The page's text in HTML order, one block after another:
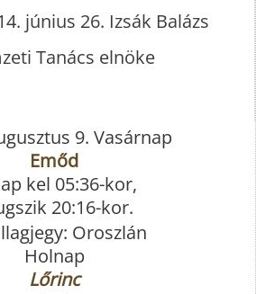
június 26. Izsák Balázs
Tanács elnöke
9. Vasárnap
Emőd
kel 05:36-kor,
20:16-kor.
Holnap
Lőrinc